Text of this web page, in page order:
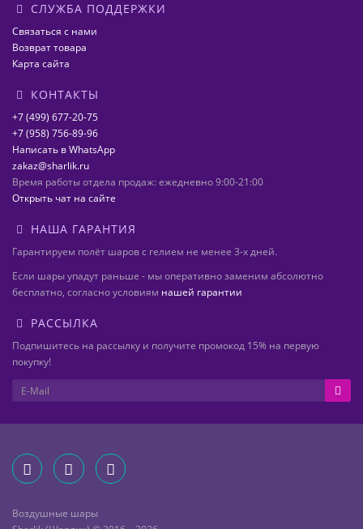
СЛУЖБА ПОДДЕРЖКИ
Связаться с нами
Возврат товара
Карта сайта
КОНТАКТЫ
+7 (499) 677-20-75
+7 (958) 756-89-96
Написать в WhatsApp
zakaz@sharlik.ru
Время работы отдела продаж: ежедневно 9:00-21:00
Открыть чат на сайте
НАША ГАРАНТИЯ
Гарантируем полёт шаров с гелием не менее 3-х дней.
Если шары упадут раньше - мы оперативно заменим абсолютно
бесплатно, согласно условиям нашей гарантии
РАССЫЛКА
Подпишитесь на рассылку и получите промокод 15% на первую
покупку!
Воздушные шары